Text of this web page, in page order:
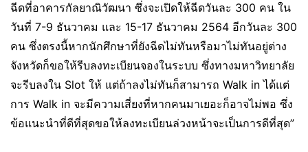
ฉีดที่อาคารกัลยาณิวัฒนา ซึ่งจะเปิดให้ฉีดวันละ 300 คน ใน
วันที่ 7-9 ธันวาคม และ 15-17 ธันวาคม 2564 อีกวันละ 300
คน ซึ่งตรงนี้หากนักศึกษาที่ยังฉีดไม่ทันหรือมาไม่ทันอยู่ต่าง
จังหวัดก็ขอให้รีบลงทะเบียนจองในระบบ ซึ่งทางมหาวิทยาลัย
จะรีบลงใน Slot ให้ แต่ถ้าลงไม่ทันก็สามารถ Walk in ได้แต่
การ Walk in จะมีความเสี่ยงที่หากคนมาเยอะก็อาจไม่พอ ซึ่ง
ข้อแนะนำที่ดีที่สุดขอให้ลงทะเบียนล่วงหน้าจะเป็นการดีที่สุด”